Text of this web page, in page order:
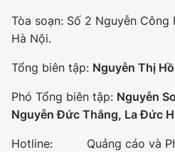
Tòa soạn: Số 2 Nguyễn
Hà Nội.
Tổng biên tập: Nguyễn Thị
Phó Tổng biên tập: Nguyễn
Nguyễn Đức Thắng, La Đức
Hotline:
Quảng cáo và